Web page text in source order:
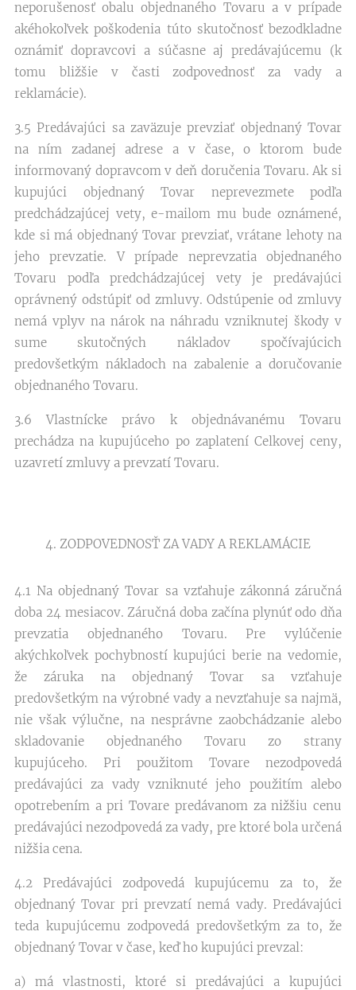
neporušenosť obalu objednaného Tovaru a v prípade
akéhokoľvek poškodenia túto skutočnosť bezodkladne
oznámiť dopravcovi a súčasne aj predávajúcemu (k
tomu bližšie v časti zodpovednosť za vady a
reklamácie).
3.5 Predávajúci sa zaväzuje prevziať objednaný Tovar
na ním zadanej adrese a v čase, o ktorom bude
informovaný dopravcom v deň doručenia Tovaru. Ak si
kupujúci objednaný Tovar neprevezmete podľa
predchádzajúcej vety, e-mailom mu bude oznámené,
kde si má objednaný Tovar prevziať, vrátane lehoty na
jeho prevzatie. V prípade neprevzatia objednaného
Tovaru podľa predchádzajúcej vety je predávajúci
oprávnený odstúpiť od zmluvy. Odstúpenie od zmluvy
nemá vplyv na nárok na náhradu vzniknutej škody v
sume skutočných nákladov spočívajúcich
predovšetkým nákladoch na zabalenie a doručovanie
objednaného Tovaru.
3.6 Vlastnícke právo k objednávanému Tovaru
prechádza na kupujúceho po zaplatení Celkovej ceny,
uzavretí zmluvy a prevzatí Tovaru.
4. ZODPOVEDNOSŤ ZA VADY A REKLAMÁCIE
4.1 Na objednaný Tovar sa vzťahuje zákonná záručná
doba 24 mesiacov. Záručná doba začína plynúť odo dňa
prevzatia objednaného Tovaru. Pre vylúčenie
akýchkoľvek pochybností kupujúci berie na vedomie,
že záruka na objednaný Tovar sa vzťahuje
predovšetkým na výrobné vady a nevzťahuje sa najmä,
nie však výlučne, na nesprávne zaobchádzanie alebo
skladovanie objednaného Tovaru zo strany
kupujúceho. Pri použitom Tovare nezodpovedá
predávajúci za vady vzniknuté jeho použitím alebo
opotrebením a pri Tovare predávanom za nižšiu cenu
predávajúci nezodpovedá za vady, pre ktoré bola určená
nižšia cena.
4.2 Predávajúci zodpovedá kupujúcemu za to, že
objednaný Tovar pri prevzatí nemá vady. Predávajúci
teda kupujúcemu zodpovedá predovšetkým za to, že
objednaný Tovar v čase, keď ho kupujúci prevzal:
a) má vlastnosti, ktoré si predávajúci a kupujúci